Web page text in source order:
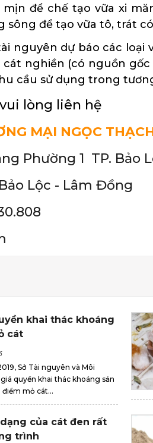
để chế tạo vữa xi
để tạo vữa tô, trát
nguyên dự báo các
nghiền (có nguồn
cầu sử dụng trong
lòng liên hệ
MẠI NGỌC
Phường 1 TP. Bảo
Lộc - Lâm Đồng
khai thác khoáng
cát
Sở Tài nguyên và Môi
quyền khai thác khoáng sản
điểm mỏ cát...
của cát đen rất
trình